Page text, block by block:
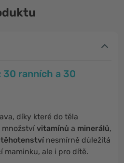
30 ranních a 30
díky které do těla
množstvívitamínů a minerálů,
těhotenstvínesmírně důležitá
maminku, ale i pro dítě.